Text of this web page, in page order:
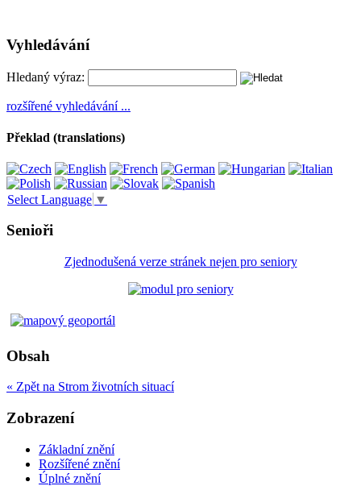
Vyhledávání
Hledaný výraz:
rozšířené vyhledávání ...
Překlad (translations)
Select Language ▼
Senioři
Zjednodušená verze stránek nejen pro seniory
Obsah
« Zpět na Strom životních situací
Zobrazení
Základní znění
Rozšířené znění
Úplné znění